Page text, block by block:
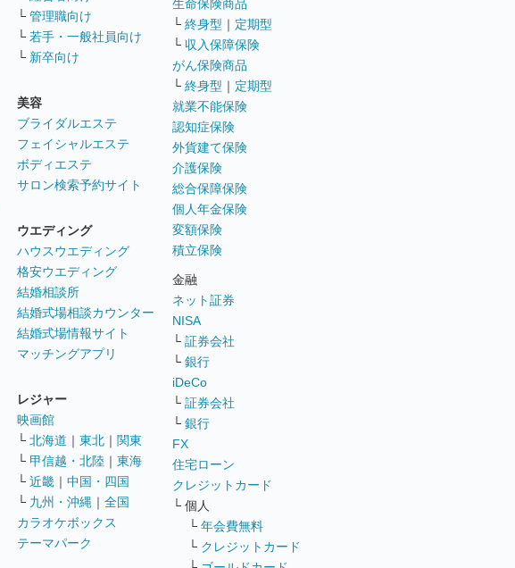
└ 管理職向け
└ 若手・一般社員向け
└ 新卒向け
美容
ブライダルエステ
フェイシャルエステ
ボディエステ
サロン検索予約サイト
ウエディング
ハウスウエディング
格安ウエディング
結婚相談所
結婚式場相談カウンター
結婚式場情報サイト
マッチングアプリ
レジャー
映画館
└ 北海道 ｜ 東北 ｜ 関東
└ 甲信越・北陸 ｜ 東海
└ 近畿 ｜ 中国・四国
└ 九州・沖縄 ｜ 全国
カラオケボックス
テーマパーク
生命保険商品
└ 終身型 ｜ 定期型
└ 収入保障保険
がん保険商品
└ 終身型 ｜ 定期型
就業不能保険
認知症保険
外貨建て保険
介護保険
総合保障保険
個人年金保険
変額保険
積立保険
金融
ネット証券
NISA
└ 証券会社
└ 銀行
iDeCo
└ 証券会社
└ 銀行
FX
住宅ローン
クレジットカード
└ 個人
└ 年会費無料
└ クレジットカード